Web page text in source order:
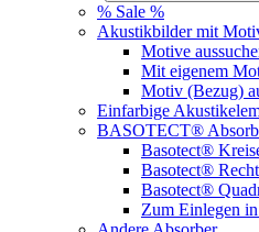
% Sale %
Akustikbilder mit
Motive
Mit eigenem
Motiv (Bezug)
Einfarbige
BASOTECT®
Basotect®
Basotect®
Basotect®
Zum Einlegen